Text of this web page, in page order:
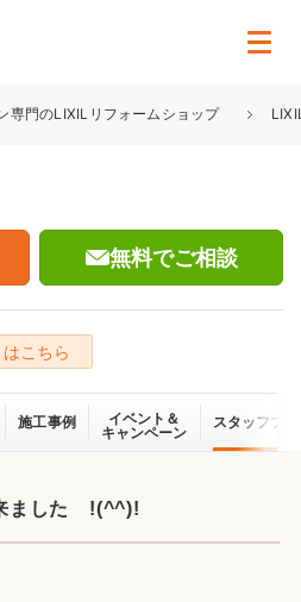
専門のLIXILリフォームショップ
無料でご相談
こちら
施工事例
イベント＆
キャンペーン
スタッフブ
ました !(^^)!